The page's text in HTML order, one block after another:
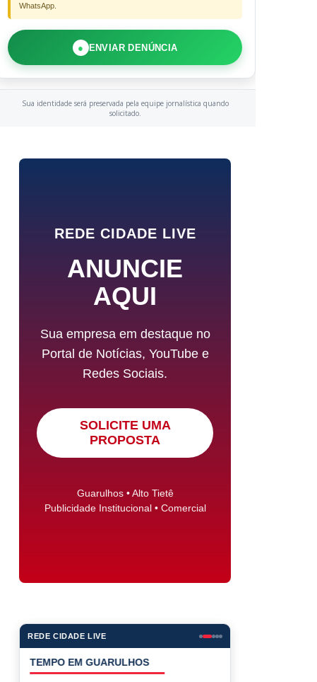
WhatsApp.
● ENVIAR DENÚNCIA
Sua identidade será preservada pela equipe jornalística quando
solicitado.
REDE CIDADE LIVE
ANUNCIE
AQUI
Sua empresa em destaque no
Portal de Notícias, YouTube e
Redes Sociais.
SOLICITE UMA
PROPOSTA
Guarulhos • Alto Tietê
Publicidade Institucional • Comercial
REDE CIDADE LIVE
COTAÇÕES